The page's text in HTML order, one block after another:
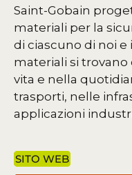
Saint-Gobain
materiali per la
di ciascuno di noi
materiali si
vita e nella
trasporti, nelle
applicazioni
SITO WEB